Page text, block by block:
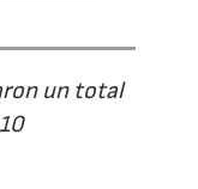
un total